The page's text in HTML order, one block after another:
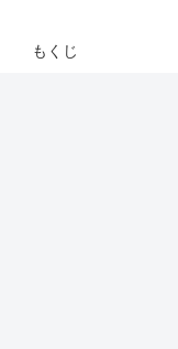
もくじ